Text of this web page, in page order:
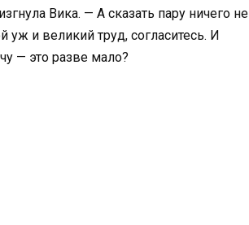
Вика. — А сказать пару ничего не
уж и великий труд, согласитесь. И
— это разве мало?